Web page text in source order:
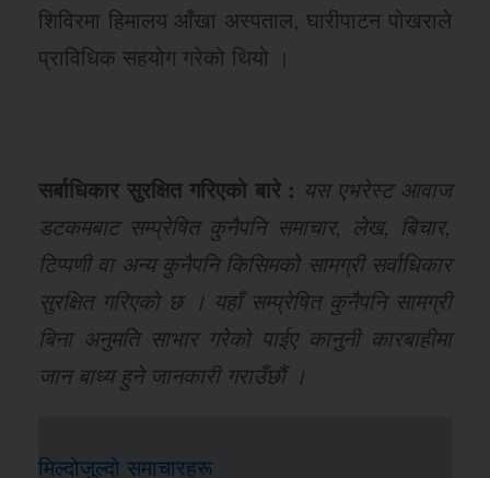
शिविरमा हिमालय आँखा अस्पताल, घारीपाटन पोखराले
प्राविधिक सहयोग गरेको थियो ।
सर्बाधिकार सुरक्षित गरिएको बारे : यस एभरेस्ट आवाज
डटकमबाट सम्प्रेषित कुनैपनि समाचार, लेख, बिचार,
टिप्पणी वा अन्य कुनैपनि किसिमको सामग्री सर्वाधिकार
सुरक्षित गरिएको छ । यहाँ सम्प्रेषित कुनैपनि सामग्री
बिना अनुमति साभार गरेको पाईए कानुनी कारबाहीमा
जान बाध्य हुने जानकारी गराउँछौं ।
मिल्दोजुल्दो समाचारहरू